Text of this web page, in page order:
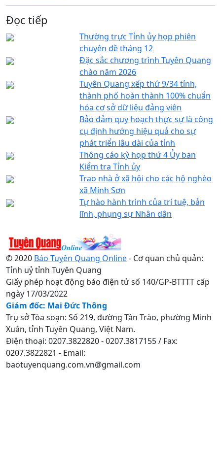
Đọc tiếp
Thường trực Tỉnh ủy họp phiên
chuyên đề tháng 12
Đặc sắc chương trình Tuyên Quang
chào năm 2026
Tuyên Quang xếp thứ 9/34 tỉnh,
thành phố hoàn thành 100% chuẩn
hóa cơ sở dữ liệu đảng viên
Bảo đảm quy hoạch thực sự là công
cụ định hướng hiệu quả cho sự
phát triển lâu dài của tỉnh
Thông cáo kỳ họp thứ 4 Ủy ban
Kiểm tra Tỉnh ủy
Trao nhà ở xã hội cho các hộ nghèo
xã Minh Sơn
Tự hào hành trình của trí tuệ, bản
lĩnh, phụng sự Nhân dân
© 2020 Báo Tuyên Quang Online- Cơ quan chủ quản:
Tỉnh uỷ tỉnh Tuyên Quang
Giấy phép hoạt động báo điện tử số 140/GP-BTTTT cấp
ngày 17/03/2022
Giám đốc: Mai Đức Thông
Trụ sở Tòa soạn: Số 219, đường Tân Trào, phường Minh
Xuân, tỉnh Tuyên Quang, Việt Nam.
Điện thoại: 0207.3822820 - 0207.3817155 / Fax:
0207.3822821 - Email:
baotuyenquang.com.vn@gmail.com